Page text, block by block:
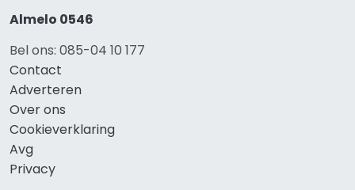
Almelo 0546
Bel ons: 085-04 10 177
Contact
Adverteren
Over ons
Cookieverklaring
Avg
Privacy